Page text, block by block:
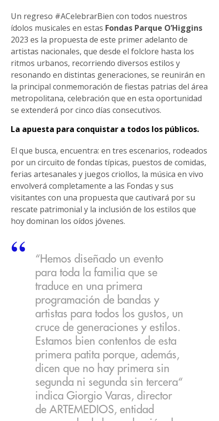
Un regreso #ACelebrarBien con todos nuestros
ídolos musicales en estas Fondas Parque O’Higgins
2023 es la propuesta de este primer adelanto de
artistas nacionales, que desde el folclore hasta los
ritmos urbanos, recorriendo diversos estilos y
resonando en distintas generaciones, se reunirán en
la principal conmemoración de fiestas patrias del área
metropolitana, celebración que en esta oportunidad
se extenderá por cinco días consecutivos.
La apuesta para conquistar a todos los públicos.
El que busca, encuentra: en tres escenarios, rodeados
por un circuito de fondas típicas, puestos de comidas,
ferias artesanales y juegos criollos, la música en vivo
envolverá completamente a las Fondas y sus
visitantes con una propuesta que cautivará por su
rescate patrimonial y la inclusión de los estilos que
hoy dominan los oídos jóvenes.
“Hemos diseñado un evento
para toda la familia que se
traduce en una primera
programación de bandas y
artistas para todos los gustos, un
cruce de generaciones y estilos.
Estamos bien contentos de esta
primera patita porque, además,
dicen que no hay primera sin
segunda ni segunda sin tercera“
indica Giorgio Varas, director
de ARTEMEDIOS, entidad